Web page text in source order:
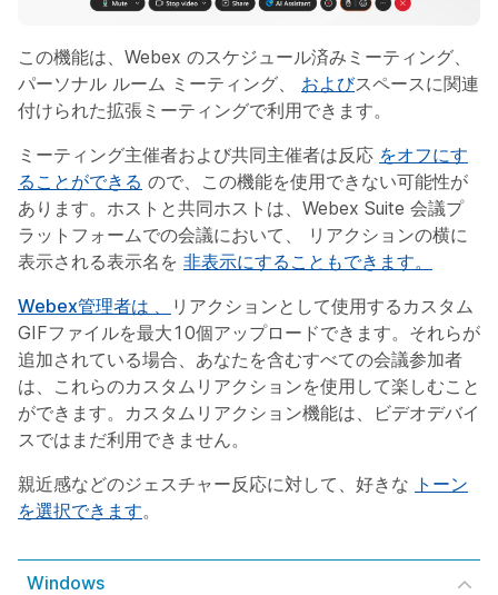
この機能は、Webex のスケジュール済みミーティング、
パーソナル ルーム ミーティング、 およびスペースに関連
付けられた拡張ミーティングで利用できます。
ミーティング主催者および共同主催者は反応 をオフにす
ることができる ので、この機能を使用できない可能性が
あります。ホストと共同ホストは、Webex Suite 会議プ
ラットフォームでの会議において、 リアクションの横に
表示される表示名を 非表示にすることもできます。
Webex管理者は 、
リアクションとして使用するカスタム
GIFファイルを最大10個アップロードできます。それらが
追加されている場合、あなたを含むすべての会議参加者
は、これらのカスタムリアクションを使用して楽しむこと
ができます。カスタムリアクション機能は、ビデオデバイ
スではまだ利用できません。
親近感などのジェスチャー反応に対して、好きな トーン
を選択できます。
Windows